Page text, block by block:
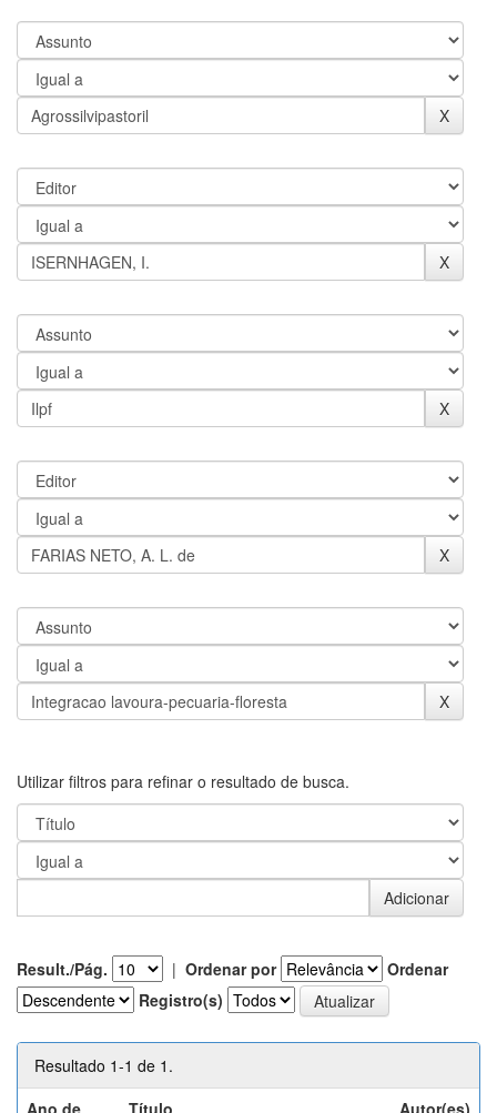
Utilizar filtros para refinar o resultado de busca.
Result./Pág. | Ordenar por
Ordenar
Registro(s)
Resultado 1-1 de 1.
Ano de
Título Autor(es)